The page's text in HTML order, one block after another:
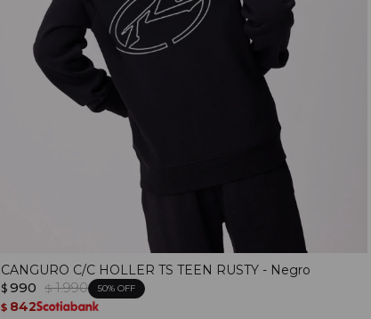
CANGURO C/C HOLLER TS TEEN RUSTY - Negro
$ 990 $ 1.990 50
$ 842